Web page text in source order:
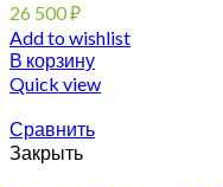
26 500₽
Add to wishlist
В корзину
Quick view
Сравнить
Закрыть